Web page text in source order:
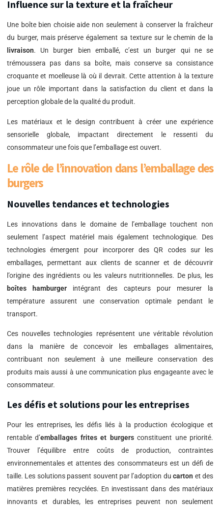
Influence sur la texture et la fraîcheur
Une boîte bien choisie aide non seulement à conserver la fraîcheur
du burger, mais préserve également sa texture sur le chemin de la
livraison. Un burger bien emballé, c’est un burger qui ne se
trémoussera pas dans sa boîte, mais conserve sa consistance
croquante et moelleuse là où il devrait. Cette attention à la texture
joue un rôle important dans la satisfaction du client et dans la
perception globale de la qualité du produit.
Les matériaux et le design contribuent à créer une expérience
sensorielle globale, impactant directement le ressenti du
consommateur une fois que l’emballage est ouvert.
Le rôle de l’innovation dans l’emballage des
burgers
Nouvelles tendances et technologies
Les innovations dans le domaine de l’emballage touchent non
seulement l’aspect matériel mais également technologique. Des
technologies émergent pour incorporer des QR codes sur les
emballages, permettant aux clients de scanner et de découvrir
l’origine des ingrédients ou les valeurs nutritionnelles. De plus, les
boîtes hamburger intégrant des capteurs pour mesurer la
température assurent une conservation optimale pendant le
transport.
Ces nouvelles technologies représentent une véritable révolution
dans la manière de concevoir les emballages alimentaires,
contribuant non seulement à une meilleure conservation des
produits mais aussi à une communication plus engageante avec le
consommateur.
Les défis et solutions pour les entreprises
Pour les entreprises, les défis liés à la production écologique et
rentable d’emballages frites et burgersconstituent une priorité.
Trouver l’équilibre entre coûts de production, contraintes
environnementales et attentes des consommateurs est un défi de
taille. Les solutions passent souvent par l’adoption ducarton et des
matières premières recyclées. En investissant dans des matériaux
innovants et durables, les entreprises peuvent non seulement